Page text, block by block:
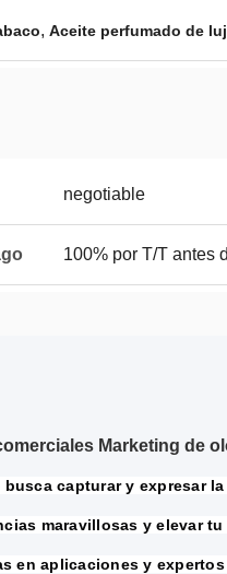
, Aceite perfumado de
negotiable
100% por T/T antes
Marketing de
capturar y expresar
maravillosas y elevar
en aplicaciones y